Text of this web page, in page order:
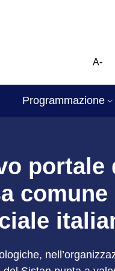
A-
Programmazione
portale
comune